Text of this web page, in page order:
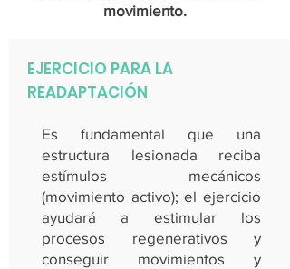
movimiento.
EJERCICIO PARA LA
READAPTACIÓN
Es fundamental que una
estructura lesionada reciba
estímulos mecánicos
(movimiento activo); el ejercicio
ayudará a estimular los
procesos regenerativos y
conseguir movimientos y